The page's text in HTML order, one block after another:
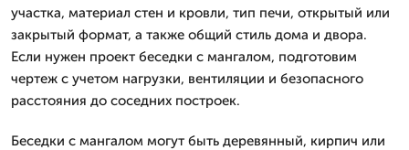
участка, материал стен и кровли, тип печи, открытый или
закрытый формат, а также общий стиль дома и двора.
Если нужен проект беседки с мангалом, подготовим
чертеж с учетом нагрузки, вентиляции и безопасного
расстояния до соседних построек.
Беседки с мангалом могут быть деревянный, кирпич или